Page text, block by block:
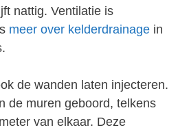
nattig. Ventilatie is
meer over kelderdrainage in
de wanden laten injecteren.
de muren geboord, telkens
van elkaar. Deze